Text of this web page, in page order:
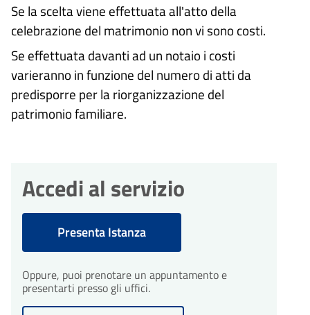
Se la scelta viene effettuata all'atto della
celebrazione del matrimonio non vi sono costi.
Se effettuata davanti ad un notaio i costi
varieranno in funzione del numero di atti da
predisporre per la riorganizzazione del
patrimonio familiare.
Accedi al servizio
Presenta Istanza
Oppure, puoi prenotare un appuntamento e
presentarti presso gli uffici.